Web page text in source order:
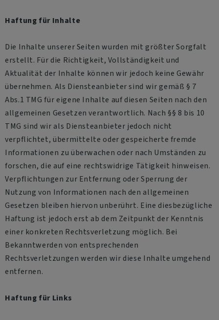
Haftung für Inhalte
Die Inhalte unserer Seiten wurden mit größter Sorgfalt
erstellt. Für die Richtigkeit, Vollständigkeit und
Aktualität der Inhalte können wir jedoch keine Gewähr
übernehmen. Als Diensteanbieter sind wir gemäß § 7
Abs.1 TMG für eigene Inhalte auf diesen Seiten nach den
allgemeinen Gesetzen verantwortlich. Nach §§ 8 bis 10
TMG sind wir als Diensteanbieter jedoch nicht
verpflichtet, übermittelte oder gespeicherte fremde
Informationen zu überwachen oder nach Umständen zu
forschen, die auf eine rechtswidrige Tätigkeit hinweisen.
Verpflichtungen zur Entfernung oder Sperrung der
Nutzung von Informationen nach den allgemeinen
Gesetzen bleiben hiervon unberührt. Eine diesbezügliche
Haftung ist jedoch erst ab dem Zeitpunkt der Kenntnis
einer konkreten Rechtsverletzung möglich. Bei
Bekanntwerden von entsprechenden
Rechtsverletzungen werden wir diese Inhalte umgehend
entfernen.
Haftung für Links